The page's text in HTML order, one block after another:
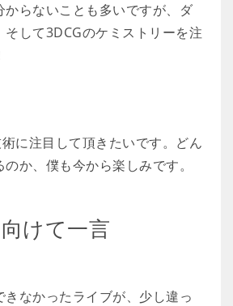
からないことも多いですが、ダ
そして3DCGのケミストリーを注
に注目して頂きたいです。どん
か、僕も今から楽しみです。
けて一言
きなかったライブが、少し違っ